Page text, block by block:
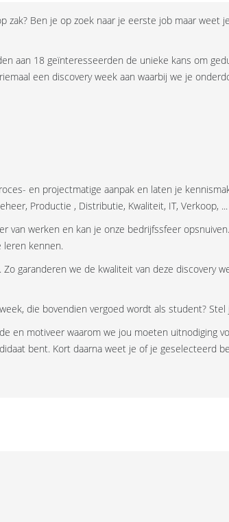
zak? Ben je op zoek naar je eerste job maar
aan 18 geïnteresseerden de unieke kans om
een discovery week aan waarbij we je
en projectmatige aanpak en laten je
Productie , Distributie, Kwaliteit, IT, Verkoop, ...
van werken en kan je onze bedrijfssfeer
leren kennen.
garanderen we de kwaliteit van deze discovery
die bovendien vergoed wordt als student? Stel
en motiveer waarom we jou moeten uitnodiging
bent. Kort daarna weet je of je geselecteerd